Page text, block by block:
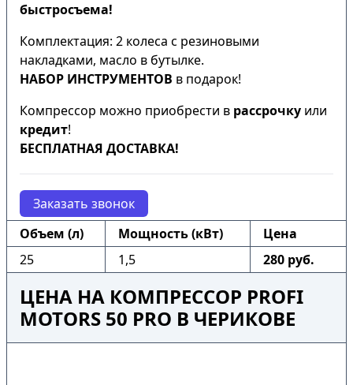
быстросъема!
Комплектация: 2 колеса с резиновыми
накладками, масло в бутылке.
НАБОР ИНСТРУМЕНТОВ в подарок!
Компрессор можно приобрести в рассрочку или
кредит!
БЕСПЛАТНАЯ ДОСТАВКА!
Заказать звонок
Объем (л)
Мощность (кВт)
Цена
25
1,5 280 руб.
ЦЕНА НА КОМПРЕССОР PROFI
MOTORS 50 PRO В ЧЕРИКОВЕ